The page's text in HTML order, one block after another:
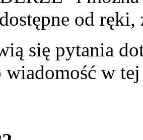
od ręki,
się pytania
w